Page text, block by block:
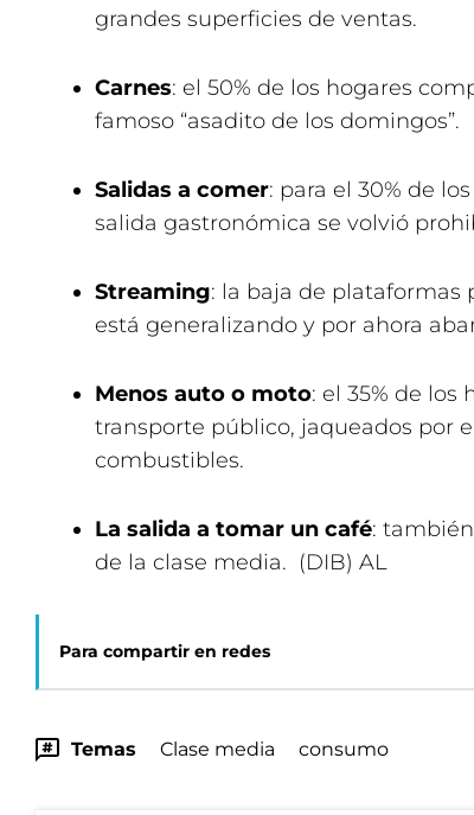
grandes superficies de ventas.
Carnes: el 50% de los hogares
famoso “asadito de los domingos”.
Salidas a comer: para el 30% de
salida gastronómica se volvió
Streaming: la baja de plataformas
está generalizando y por ahora
Menos auto o moto: el 35% de los
transporte público, jaqueados por
combustibles.
La salida a tomar un café:
de la clase media. (DIB) AL
Para compartir en redes
Temas Clase media consumo